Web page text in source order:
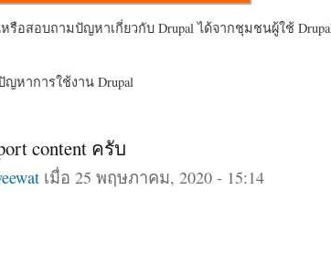
อสอบถามปัญหาเกี่ยวกับ Drupal ได้จากชุมชนผู้ใช้
หาการใช้งาน Drupal
content ครับ
เมื่อ 25 พฤษภาคม, 2020 - 15:14